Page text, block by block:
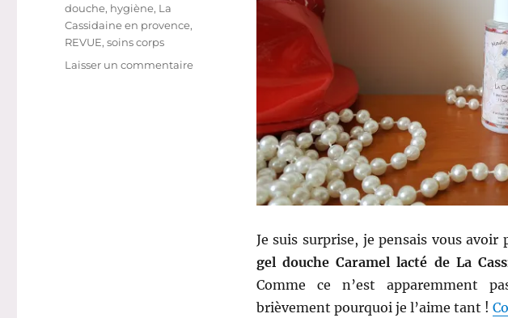
Je suis surprise, je pensais vous
gel douche Caramel lacté de La
Comme ce n’est apparemment
brièvement pourquoi je l’aime tant !
douche, hygiène, La
Cassidaine en provence,
REVUE,soins corps
Laisser un commentairesur